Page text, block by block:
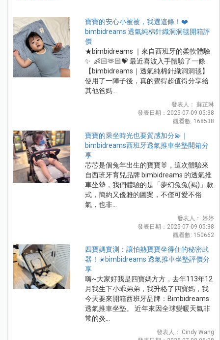
寶寶的安心小被被，我選這條！❤️
bimbidreams 透氣純棉針織洞洞毯開箱評
價
★bimbidreams ｜來自西班牙的柔軟體驗
✨ 👶🏻🫶🏻💝 最近喜波入手體驗了一條
【bimbidreams｜透氣純棉針織洞洞毯】
使用了一陣子後，真的覺得超值得分享給
其他爸媽...
發表人： 蘇芷琳
發表日期：2025-07-09 05:38
觀看數: 168538
寶寶的乘坐時光也要質感加分💫｜
bimbidreams西班牙透氣推車坐墊開箱分
享
芯芯是個兔年出生的寶寶🐰，這次體驗來
自西班牙育兒品牌 bimbidreams 的透氣推
車坐墊，我們體驗的是「夢幻兔兔(褐)」款
式，簡約又優雅的圖案，不僅可愛不俗
氣，也非...
發表人： 婷婷
發表日期：2025-07-09 05:38
觀看數: 150662
四寶媽實測：讓怕熱寶寶坐得住的秘密武
器！☀️bimbidreams 透氣推車坐墊評價分
享
嗨~大家好我是四寶媽方方，去年113年12
月我生下小乖弟弟，我升格了四寶媽，我
今天要來開箱西班牙品牌：Bimbidreams
透氣推車坐墊。 近年來因全球變暖天氣非
常的炎...
發表人： Cindy Wang